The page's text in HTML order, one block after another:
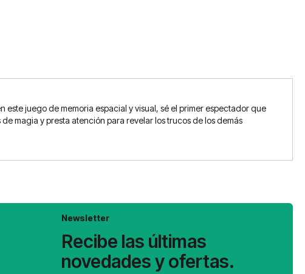
juego de memoria espacial y visual, sé el primer espectador que
magia y presta atención para revelar los trucos de los demás
Newsletter
Recibe las últimas
novedades y ofertas.